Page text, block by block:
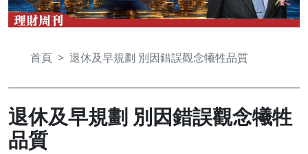
首頁 退休及早規劃 別因錯誤觀念犧牲品質
退休及早規劃 別因錯誤觀念犧牲
品質